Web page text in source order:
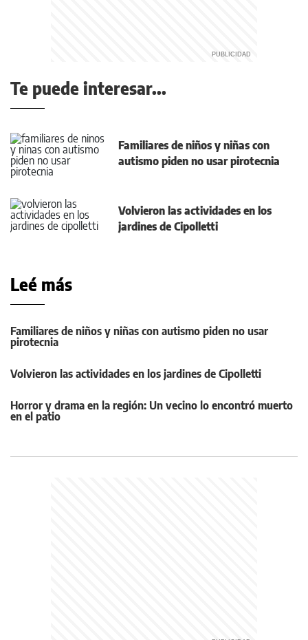
Te puede interesar...
Familiares de niños y niñas con
autismo piden no usar pirotecnia
Volvieron las actividades en los
jardines de Cipolletti
Leé más
Familiares de niños y niñas con autismo piden no usar
pirotecnia
Volvieron las actividades en los jardines de Cipolletti
Horror y drama en la región: Un vecino lo encontró muerto
en el patio